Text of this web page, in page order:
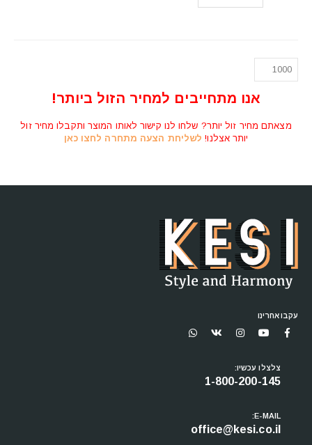
אנו מתחייבים למחיר הזול ביותר!
מצאתם מחיר זול יותר? שלחו לנו קישור לאותו המוצר ותקבלו מחיר זול
יותר אצלנו! לשליחת הצעה מתחרה לחצו כאן
עקבו אחרינו
צלצלו עכשיו:
1-800-200-145
E-MAIL:
office@kesi.co.il